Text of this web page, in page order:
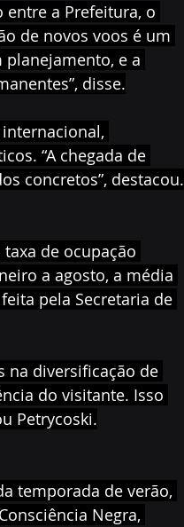
a Prefeitura, o
de novos voos é um
e a
disse.
“A chegada de
concretos”, destacou.
de ocupação
a agosto, a média
pela Secretaria de
na diversificação de
do visitante. Isso
Petrycoski.
temporada de verão,
Negra,